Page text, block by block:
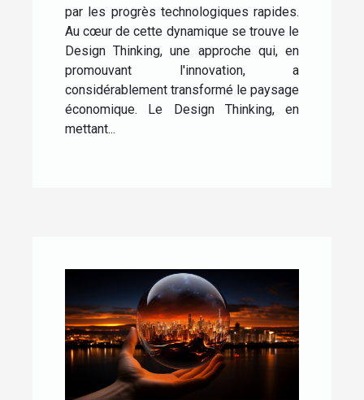
par les progrès technologiques rapides.
Au cœur de cette dynamique se trouve le
Design Thinking, une approche qui, en
promouvant l'innovation, a
considérablement transformé le paysage
économique. Le Design Thinking, en
mettant...